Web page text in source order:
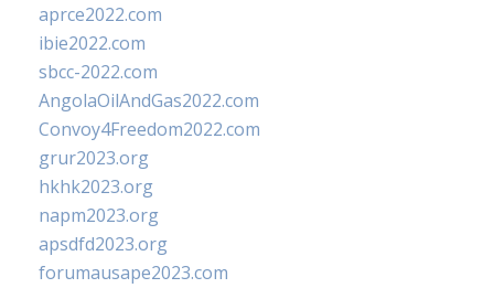
aprce2022.com
ibie2022.com
sbcc-2022.com
AngolaOilAndGas2022.com
Convoy4Freedom2022.com
grur2023.org
hkhk2023.org
napm2023.org
apsdfd2023.org
forumausape2023.com